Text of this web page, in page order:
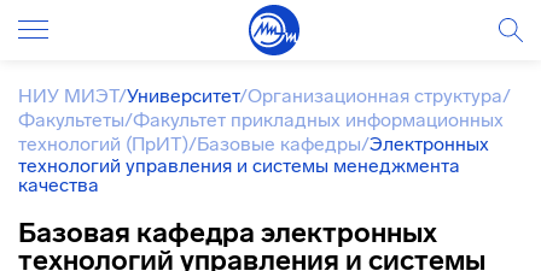
НИУ МИЭТ/Университет/Организационная структура/
Факультеты/Факультет прикладных информационных
технологий (ПрИТ)/Базовые кафедры/Электронных
технологий управления и системы менеджмента
качества
Базовая кафедра электронных
технологий управления и системы